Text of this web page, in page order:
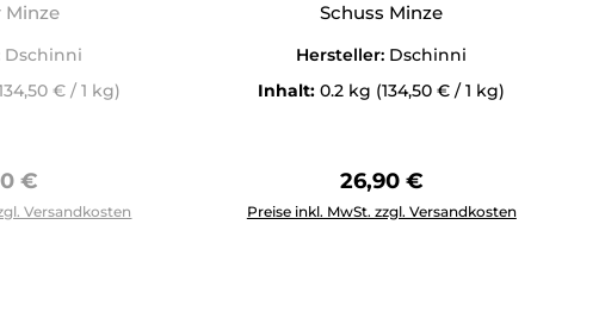
Schaltflächen um die Anzahl zu erhöhen oder zu reduzieren.
Minze
Dschinni
€ / 1 kg)
Preis:
€
Versandkosten
Schuss Minze
Hersteller: Dschinni
Inhalt:0.2 kg (134,50 € / 1 kg)
Regulärer Preis:
26,90 €
Preise inkl. MwSt. zzgl. Versandkosten
Produkt Anzahl: Gib den gewünschten